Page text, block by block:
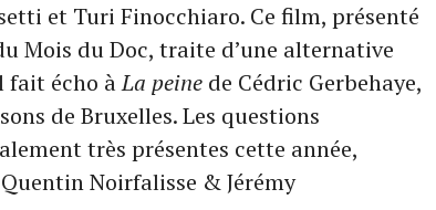
et Turi Finocchiaro. Ce film, présenté
Mois du Doc, traite d’une alternative
fait écho àLa peine de Cédric Gerbehaye,
de Bruxelles. Les questions
très présentes cette année,
Noirfalisse & Jérémy